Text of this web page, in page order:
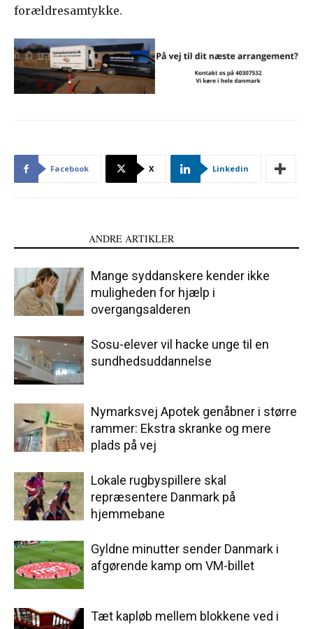
forældresamtykke.
Facebook X Linkedin
ANDRE ARTIKLER
Mange syddanskere kender ikke
muligheden for hjælp i
overgangsalderen
Sosu-elever vil hacke unge til en
sundhedsuddannelse
Nymarksvej Apotek genåbner i større
rammer: Ekstra skranke og mere
plads på vej
Lokale rugbyspillere skal
repræsentere Danmark på
hjemmebane
Gyldne minutter sender Danmark i
afgørende kamp om VM-billet
Tæt kapløb mellem blokkene ved i